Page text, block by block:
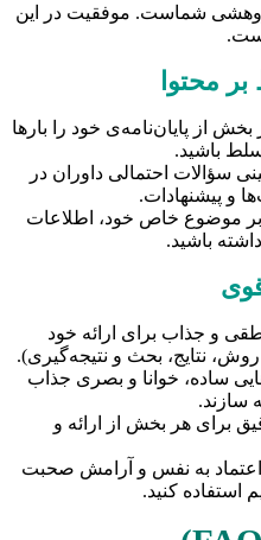
پژوهشی شماست. موفقیت در این
محتوا
از پایان‌نامه‌ی خود را بارها
باشید.
سؤالات احتمالی داوران در
و پیشنهادات.
موضوع خاص خود، اطلاعات
باشید.
و جذاب برای ارائه خود
نتایج، بحث و نتیجه‌گیری).
ساده، خوانا و بصری جذاب
سازند.
برای هر بخش از ارائه و
به نفس و آرامش صحبت
استفاده کنید.